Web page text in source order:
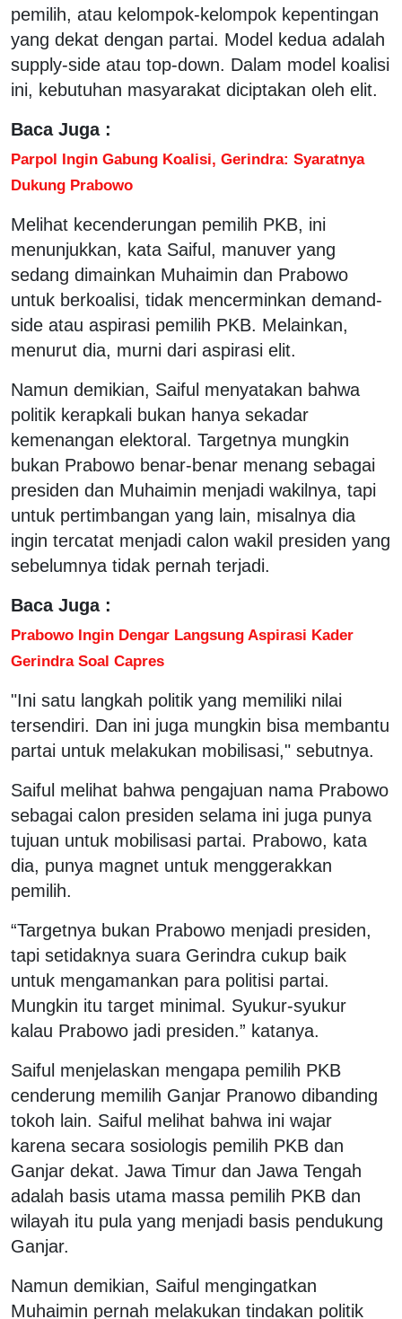
pemilih, atau kelompok-kelompok kepentingan
yang dekat dengan partai. Model kedua adalah
supply-side atau top-down. Dalam model koalisi
ini, kebutuhan masyarakat diciptakan oleh elit.
Baca Juga :
Parpol Ingin Gabung Koalisi, Gerindra: Syaratnya
Dukung Prabowo
Melihat kecenderungan pemilih PKB, ini
menunjukkan, kata Saiful, manuver yang
sedang dimainkan Muhaimin dan Prabowo
untuk berkoalisi, tidak mencerminkan demand-
side atau aspirasi pemilih PKB. Melainkan,
menurut dia, murni dari aspirasi elit.
Namun demikian, Saiful menyatakan bahwa
politik kerapkali bukan hanya sekadar
kemenangan elektoral. Targetnya mungkin
bukan Prabowo benar-benar menang sebagai
presiden dan Muhaimin menjadi wakilnya, tapi
untuk pertimbangan yang lain, misalnya dia
ingin tercatat menjadi calon wakil presiden yang
sebelumnya tidak pernah terjadi.
Baca Juga :
Prabowo Ingin Dengar Langsung Aspirasi Kader
Gerindra Soal Capres
"Ini satu langkah politik yang memiliki nilai
tersendiri. Dan ini juga mungkin bisa membantu
partai untuk melakukan mobilisasi," sebutnya.
Saiful melihat bahwa pengajuan nama Prabowo
sebagai calon presiden selama ini juga punya
tujuan untuk mobilisasi partai. Prabowo, kata
dia, punya magnet untuk menggerakkan
pemilih.
“Targetnya bukan Prabowo menjadi presiden,
tapi setidaknya suara Gerindra cukup baik
untuk mengamankan para politisi partai.
Mungkin itu target minimal. Syukur-syukur
kalau Prabowo jadi presiden.” katanya.
Saiful menjelaskan mengapa pemilih PKB
cenderung memilih Ganjar Pranowo dibanding
tokoh lain. Saiful melihat bahwa ini wajar
karena secara sosiologis pemilih PKB dan
Ganjar dekat. Jawa Timur dan Jawa Tengah
adalah basis utama massa pemilih PKB dan
wilayah itu pula yang menjadi basis pendukung
Ganjar.
Namun demikian, Saiful mengingatkan
Muhaimin pernah melakukan tindakan politik